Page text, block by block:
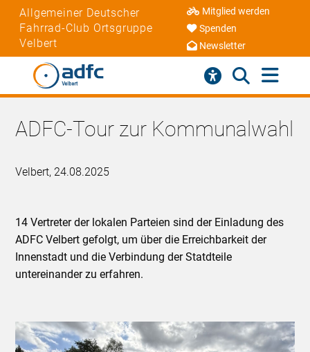
Allgemeiner Deutscher
Fahrrad-Club Ortsgruppe
Velbert
Mitglied werden
Spenden
Newsletter
ADFC-Tour zur Kommunalwahl
Velbert, 24.08.2025
14 Vertreter der lokalen Parteien sind der Einladung des
ADFC Velbert gefolgt, um über die Erreichbarkeit der
Innenstadt und die Verbindung der Statdteile
untereinander zu erfahren.